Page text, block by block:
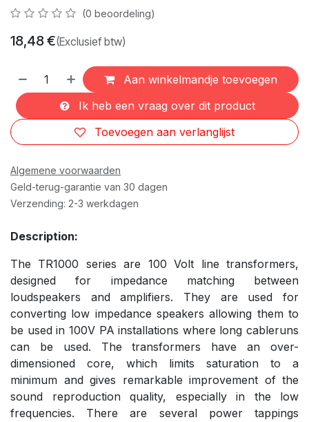
(0 beoordeling)
18,48€(Exclusief btw)
Aan winkelmandje toevoegen
Ik heb een vraag over dit product
Toevoegen aan verlanglijst
Algemene voorwaarden
Geld-terug-garantie van 30 dagen
Verzending: 2-3 werkdagen
Description:
The TR1000 series are 100 Volt line transformers,
designed for impedance matching between
loudspeakers and amplifiers. They are used for
converting low impedance speakers allowing them to
be used in 100V PA installations where long cableruns
can be used. The transformers have an over-
dimensioned core, which limits saturation to a
minimum and gives remarkable improvement of the
sound reproduction quality, especially in the low
frequencies. There are several power tappings